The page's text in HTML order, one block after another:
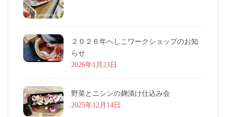
２０２６年へしこワークショップのお知
らせ
2026年1月23日
野菜とニシンの麹漬け仕込み会
2025年12月14日